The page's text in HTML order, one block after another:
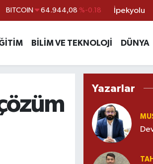
DOLAR 47,7436 %0.18
EURO 55,2510 %0.32
%0.03
%-14
İpekyolu
BİLİM VE TEKNOLOJİ DÜNYA
Yazarlar